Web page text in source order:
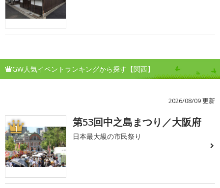
GW人気イベントランキングから探す【関西】
2026/08/09 更新
1 第53回中之島まつり／大阪府
日本最大級の市民祭り